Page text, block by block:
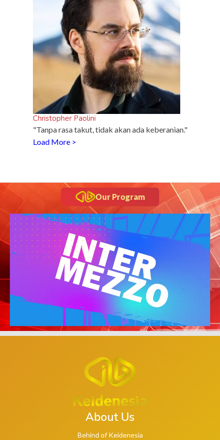
Christopher Paolini
"Tanpa rasa takut, tidak akan ada keberanian."
Load More >
Our Program
About Us
Behind of Keidenesia